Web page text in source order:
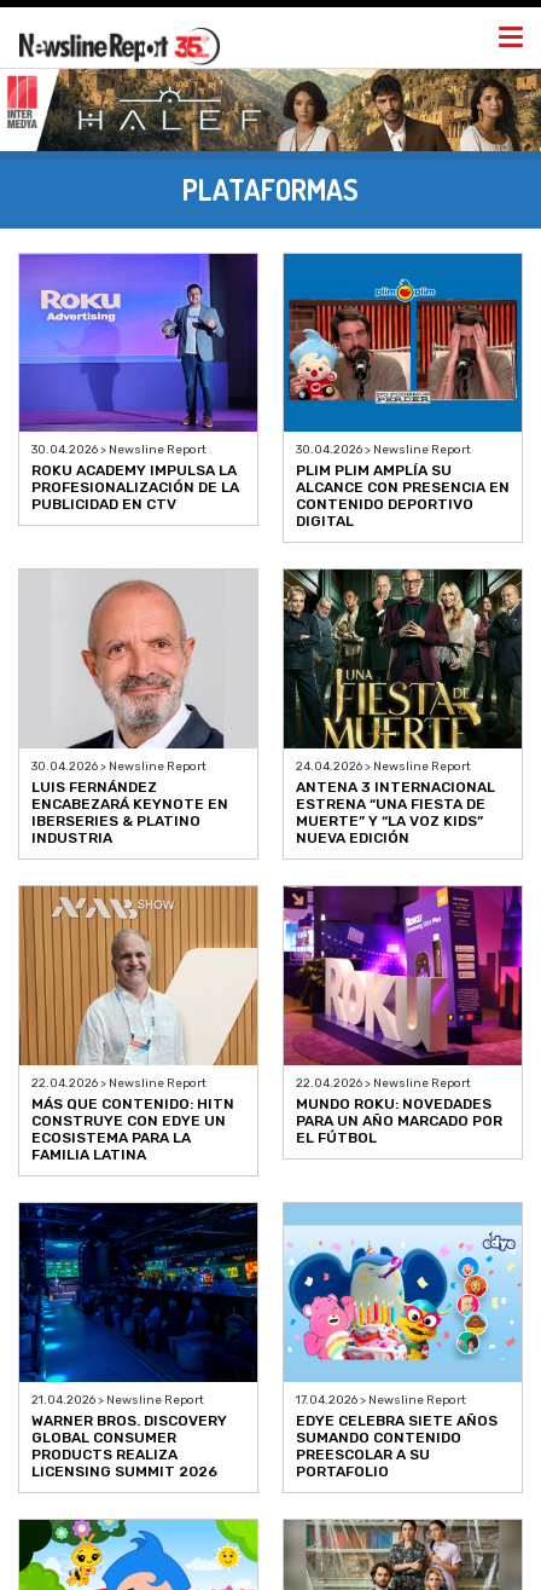
PLATAFORMAS
30.04.2026 > Newsline Report
ROKU ACADEMY IMPULSA LA
PROFESIONALIZACIÓN DE LA
PUBLICIDAD EN CTV
30.04.2026 > Newsline Report
PLIM PLIM AMPLÍA SU
ALCANCE CON PRESENCIA EN
CONTENIDO DEPORTIVO
DIGITAL
30.04.2026 > Newsline Report
LUIS FERNÁNDEZ
ENCABEZARÁ KEYNOTE EN
IBERSERIES & PLATINO
INDUSTRIA
24.04.2026 > Newsline Report
ANTENA 3 INTERNACIONAL
ESTRENA “UNA FIESTA DE
MUERTE” Y “LA VOZ KIDS”
NUEVA EDICIÓN
22.04.2026 > Newsline Report
MÁS QUE CONTENIDO: HITN
CONSTRUYE CON EDYE UN
ECOSISTEMA PARA LA
FAMILIA LATINA
22.04.2026 > Newsline Report
MUNDO ROKU: NOVEDADES
PARA UN AÑO MARCADO POR
EL FÚTBOL
21.04.2026 > Newsline Report
WARNER BROS. DISCOVERY
GLOBAL CONSUMER
PRODUCTS REALIZA
LICENSING SUMMIT 2026
17.04.2026 > Newsline Report
EDYE CELEBRA SIETE AÑOS
SUMANDO CONTENIDO
PREESCOLAR A SU
PORTAFOLIO